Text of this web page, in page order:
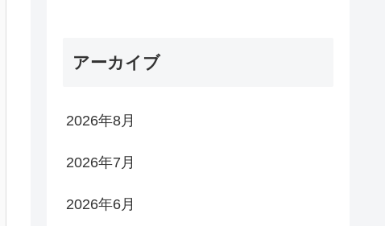
アーカイブ
2026年8月
2026年7月
2026年6月